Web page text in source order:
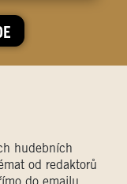
hudebních
od redaktorů